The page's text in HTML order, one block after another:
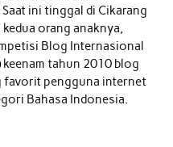
ini tinggal di Cikarang
orang anaknya,
Blog Internasional
tahun 2010 blog
favorit pengguna internet
Bahasa Indonesia.